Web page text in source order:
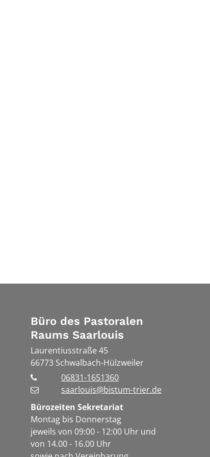
Büro des Pastoralen
Raums Saarlouis
Laurentiusstraße 45
66773 Schwalbach-Hülzweiler
06831-1651360
saarlouis@bistum-trier.de
Bürozeiten Sekretariat
Montag bis Donnerstag
jeweils von 09:00 - 12:00 Uhr und
von 14.00 - 16.00 Uhr